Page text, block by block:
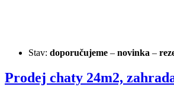
Stav: doporučujeme – novinka –
Prodej chaty 24m2,